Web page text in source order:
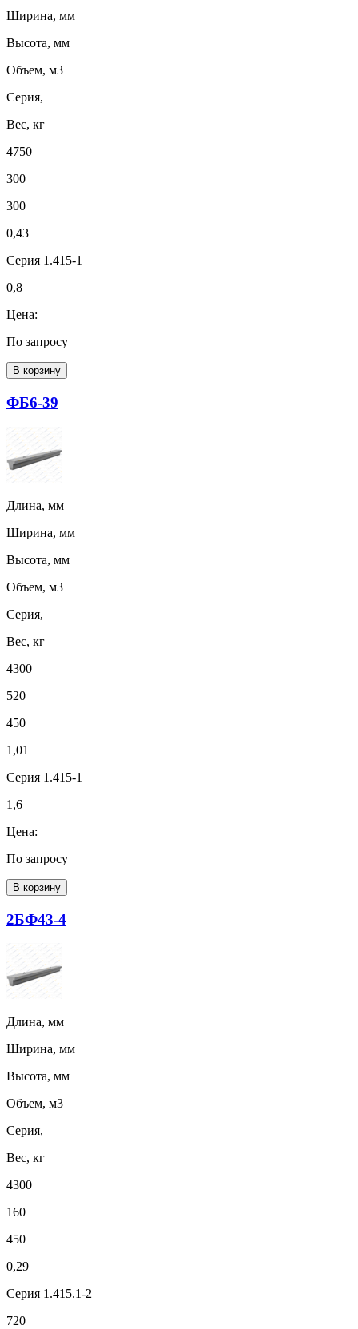
Ширина, мм
Высота, мм
Объем, м3
Серия,
Вес, кг
4750
300
300
0,43
Серия 1.415-1
0,8
Цена:
По запросу
В корзину
ФБ6-39
Длина, мм
Ширина, мм
Высота, мм
Объем, м3
Серия,
Вес, кг
4300
520
450
1,01
Серия 1.415-1
1,6
Цена:
По запросу
В корзину
2БФ43-4
Длина, мм
Ширина, мм
Высота, мм
Объем, м3
Серия,
Вес, кг
4300
160
450
0,29
Серия 1.415.1-2
720